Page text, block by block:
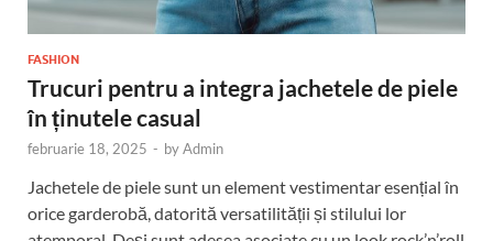
FASHION
Trucuri pentru a integra jachetele de piele
în ținutele casual
februarie 18, 2025 - byAdmin
Jachetele de piele sunt un element vestimentar esențial în
orice garderobă, datorită versatilității și stilului lor